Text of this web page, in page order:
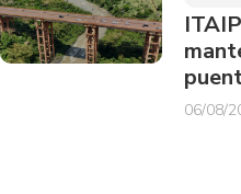
06/08/